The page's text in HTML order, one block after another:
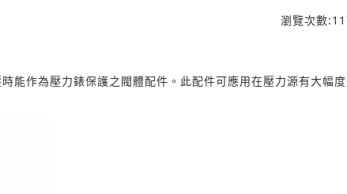
瀏覽次數:
能作為壓力錶保護之閥體配件。此配件可應用在壓力源有大幅